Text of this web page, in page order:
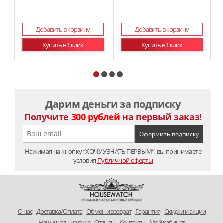
Добавить в корзину
Купить в 1 клик
Добавить в корзину
Купить в 1 клик
Дарим деньги за подписку
Получите 300 рублей на первый заказ!
Нажимая на кнопку “ХОЧУ УЗНАТЬ ПЕРВЫМ”, вы принимаете
условия Публичной оферты
O нас Доставка/Оплата Обмен и возврат Гарантия Скидки и акции